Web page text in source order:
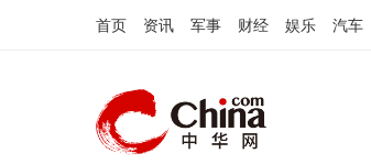
首页 资讯 军事 财经 娱乐 汽车